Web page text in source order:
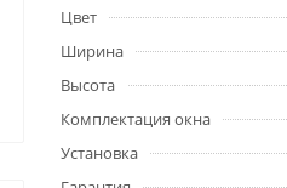
Цвет
Ширина
Высота
Комплектация окна
Установка